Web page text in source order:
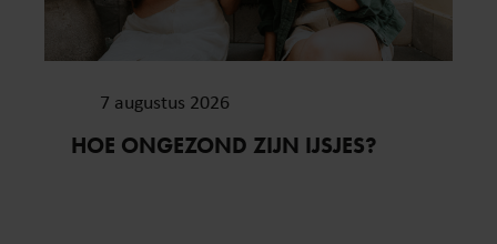
7 augustus 2026
HOE ONGEZOND ZIJN IJSJES?